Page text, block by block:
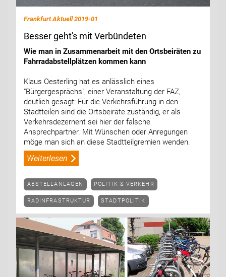
Frankfurt Aktuell 2019-01
Besser geht's mit Verbündeten
Wie man in Zusammenarbeit mit den Ortsbeiräten zu
Fahrradabstellplätzen kommen kann
Klaus Oesterling hat es anlässlich eines
"Bürgergesprächs", einer Veranstaltung der FAZ,
deutlich gesagt: Für die Verkehrsführung in den
Stadtteilen sind die Ortsbeiräte zuständig, er als
Verkehrsdezernent sei hier der falsche
Ansprechpartner. Mit Wünschen oder Anregungen
möge man sich an diese Stadtteilgremien wenden.
Weiterlesen
ABSTELLANLAGEN POLITIK & VERKEHR
RADINFRASTRUKTUR STADTPOLITIK